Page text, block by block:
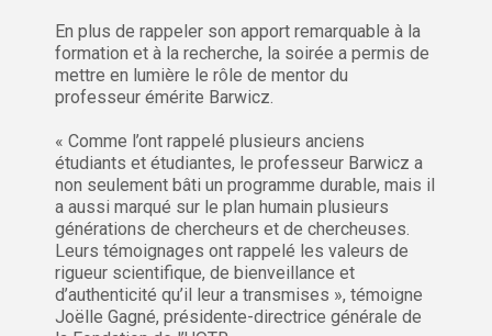
En plus de rappeler son apport remarquable à la
formation et à la recherche, la soirée a permis de
mettre en lumière le rôle de mentor du
professeur émérite Barwicz.
« Comme l’ont rappelé plusieurs anciens
étudiants et étudiantes, le professeur Barwicz a
non seulement bâti un programme durable, mais il
a aussi marqué sur le plan humain plusieurs
générations de chercheurs et de chercheuses.
Leurs témoignages ont rappelé les valeurs de
rigueur scientifique, de bienveillance et
d’authenticité qu’il leur a transmises », témoigne
Joëlle Gagné, présidente-directrice générale de